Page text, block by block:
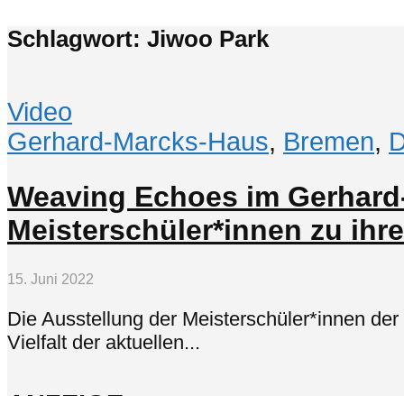
Schlagwort: Jiwoo Park
Video
Gerhard-Marcks-Haus, Bremen,
Weaving Echoes im
Meisterschüler*innen zu
15. Juni 2022
Die Ausstellung der Meisterschüler*innen
Vielfalt der aktuellen...